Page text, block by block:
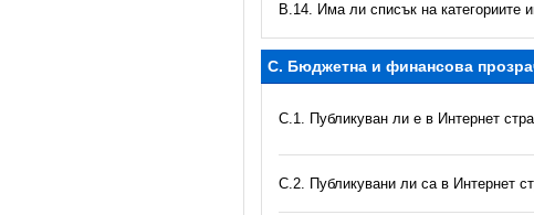
В.14. Има ли списък на категориите
C. Бюджетна и финансова
C.1. Публикуван ли е в Интернет
C.2. Публикувани ли са в Интернет